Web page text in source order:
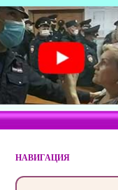
НАВИГАЦИЯ